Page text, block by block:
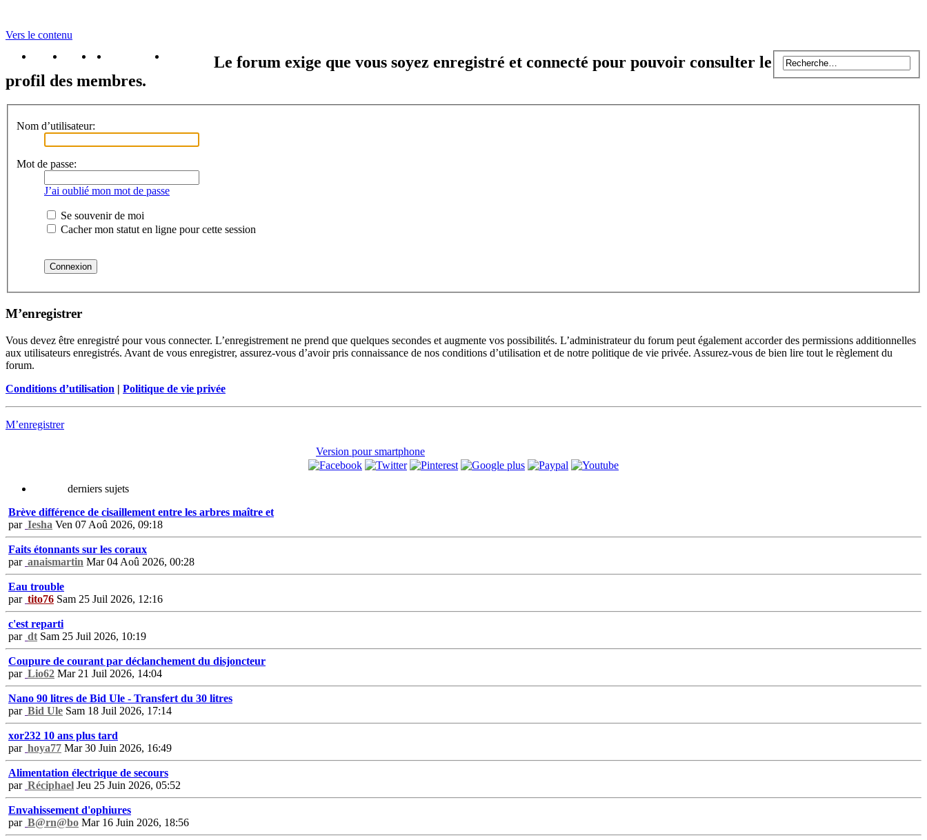
Vers le contenu
portail
forum faq m'enregister
Le forum exige que vous soyez enregistré et connecté pour pouvoir consulter le
profil des membres.
Nom d’utilisateur:
Mot de passe:
J’ai oublié mon mot de passe
Se souvenir de moi
Cacher mon statut en ligne pour cette session
M’enregistrer
Vous devez être enregistré pour vous connecter. L’enregistrement ne prend que quelques secondes et augmente vos possibilités. L’administrateur du forum peut également accorder des permissions additionnelles
aux utilisateurs enregistrés. Avant de vous enregistrer, assurez-vous d’avoir pris connaissance de nos conditions d’utilisation et de notre politique de vie privée. Assurez-vous de bien lire tout le règlement du
forum.
Conditions d’utilisation | Politique de vie privée
M’enregistrer
Version pour smartphone
derniers sujets
Brève différence de cisaillement entre les arbres maître et
par Iesha Ven 07 Aoû 2026, 09:18
Faits étonnants sur les coraux
par anaismartin Mar 04 Aoû 2026, 00:28
Eau trouble
par tito76 Sam 25 Juil 2026, 12:16
c'est reparti
par dt Sam 25 Juil 2026, 10:19
Coupure de courant par déclanchement du disjoncteur
par Lio62 Mar 21 Juil 2026, 14:04
Nano 90 litres de Bid Ule - Transfert du 30 litres
par Bid Ule Sam 18 Juil 2026, 17:14
xor232 10 ans plus tard
par hoya77 Mar 30 Juin 2026, 16:49
Alimentation électrique de secours
par Réciphael Jeu 25 Juin 2026, 05:52
Envahissement d'ophiures
par B@rn@bo Mar 16 Juin 2026, 18:56